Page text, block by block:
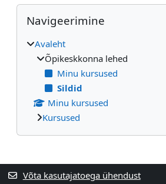
Plokid
Jäta vahele Navigeerimine
Navigeerimine
Avaleht
Õpikeskkonna lehed
Minu kursused
Sildid
Minu kursused
Kursused
Supplementary blocks
Võta kasutajatoega ühendust